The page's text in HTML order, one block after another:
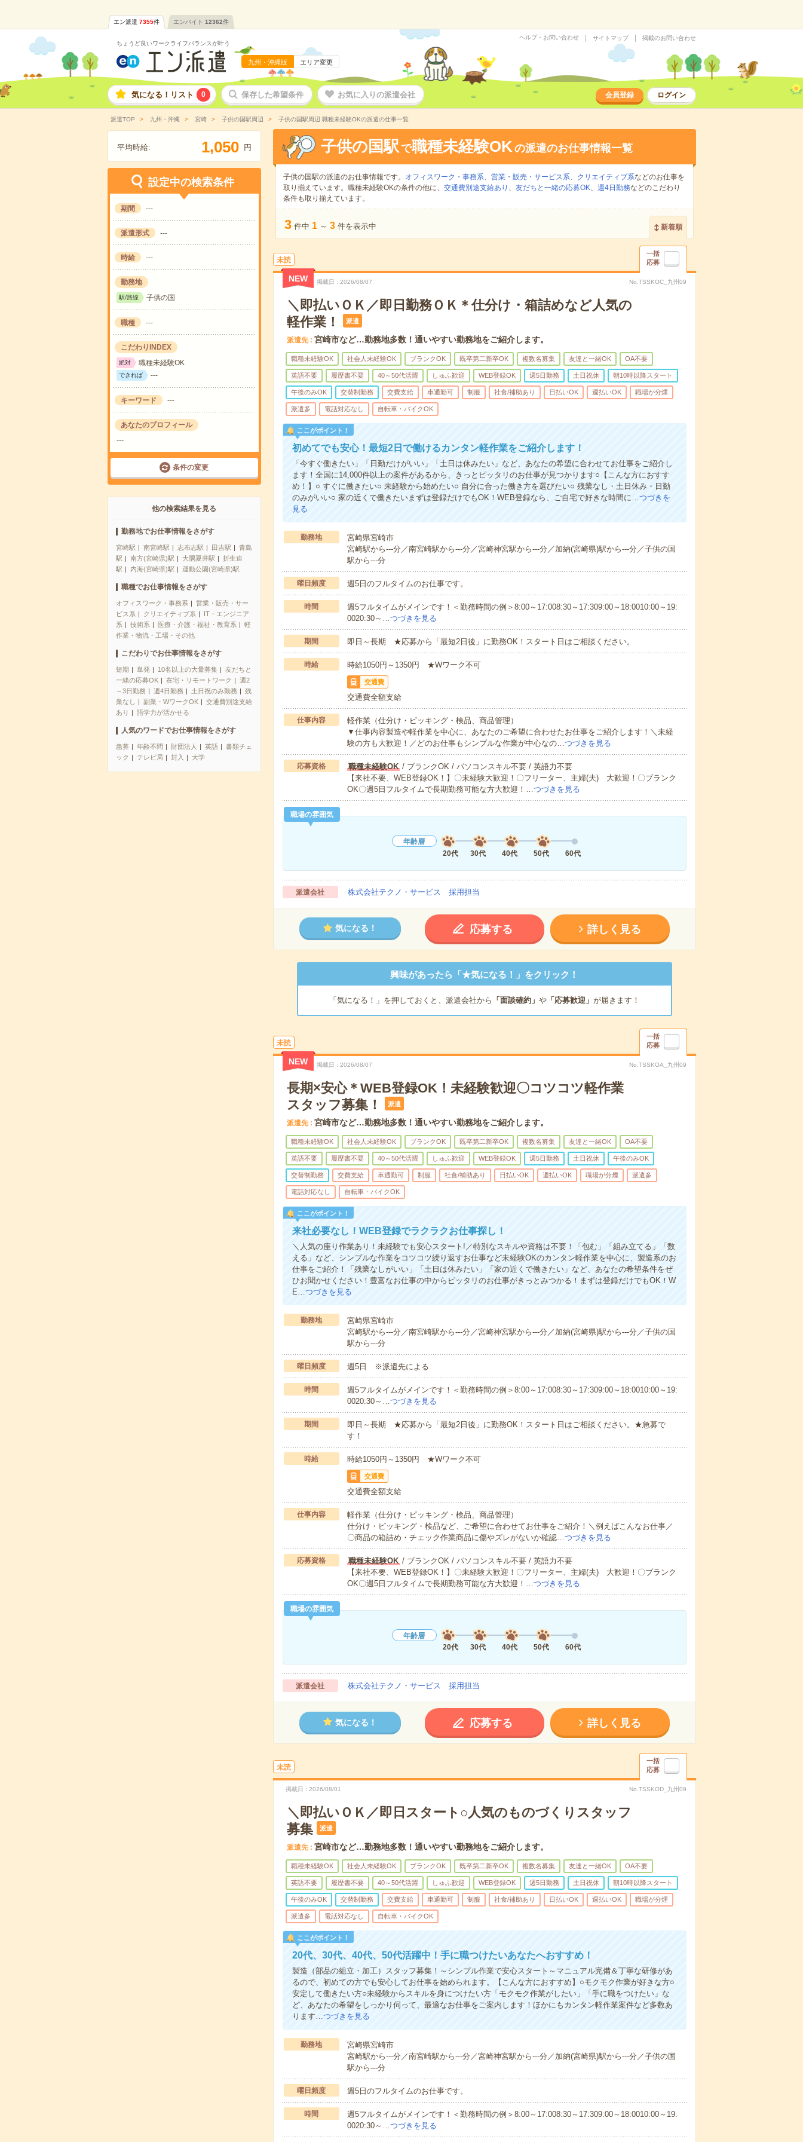
エン派遣 7355件 エンバイト 12362件
ちょうど良いワークライフバランスが叶う
九州・沖縄版 エリア変更
ヘルプ・お問い合わせ サイトマップ 掲載のお問い合わせ
気になる！リスト 0 保存した希望条件 お気に入りの派遣会社 会員登録 ログイン
派遣TOP 九州・沖縄 宮崎 子供の国駅周辺 子供の国駅周辺 職種未経験OKの派遣の仕事一覧
平均時給: 1,050 円
設定中の検索条件
期間 ---
派遣形式 ---
時給 ---
勤務地
駅/路線 子供の国
職種 ---
こだわりINDEX
絶対 職種未経験OK
できれば ---
キーワード ---
あなたのプロフィール
---
条件の変更
他の検索結果を見る
勤務地でお仕事情報をさがす
宮崎駅 南宮崎駅 志布志駅 田吉駅
青島
駅
南方(宮崎県)駅 大隅夏井駅
折生迫
駅
内海(宮崎県)駅 運動公園(宮崎県)駅
職種でお仕事情報をさがす
オフィスワーク・事務系
営業・販売・サー
ビス系
クリエイティブ系
IT・エンジニア
系
技術系 医療・介護・福祉・教育系
軽
作業・物流・工場・その他
こだわりでお仕事情報をさがす
短期 単発 10名以上の大量募集
友だちと
一緒の応募OK
在宅・リモートワーク
週2
～3日勤務
週4日勤務 土日祝のみ勤務
残
業なし
副業・WワークOK
交通費別途支給
あり
語学力が活かせる
人気のワードでお仕事情報をさがす
急募 年齢不問 財団法人 英語
書類チェ
ック
テレビ局 封入 大学
子供の国駅 で職種未経験OKの派遣のお仕事情報一覧
子供の国駅の派遣のお仕事情報です。 オフィスワーク・事務系、 営業・販売・サービス系、 クリエイティブ系などのお仕事を
取り揃えています。職種未経験OKの条件の他に、 交通費別途支給あり 、 友だちと一緒の応募OK、 週4日勤務などのこだわり
条件も取り揃えています。
3 件中 1 ～ 3 件を表示中 新着順
未読
一括
応募
NEW 掲載日 2026/08/07 No.TSSKOC_九州09
＼即払いＯＫ／即日勤務ＯＫ＊仕分け・箱詰めなど人気の
軽作業！
派遣
派遣先 宮崎市など…勤務地多数！通いやすい勤務地をご紹介します。
職種未経験OK 社会人未経験OK ブランクOK 既卒第二新卒OK 複数名募集 友達と一緒OK OA不要
英語不要 履歴書不要 40～50代活躍 しゅふ歓迎 WEB登録OK 週5日勤務 土日祝休 朝10時以降スタート
午後のみOK 交替制勤務 交費支給 車通勤可 制服 社食/補助あり 日払いOK 週払いOK 職場が分煙
派遣多 電話対応なし 自転車・バイクOK
ここがポイント！
初めてでも安心！最短2日で働けるカンタン軽作業をご紹介します！
「今すぐ働きたい」「日勤だけがいい」「土日は休みたい」など、あなたの希望に合わせてお仕事をご紹介し
ます！全国に14,000件以上の案件があるから、きっとピッタリのお仕事が見つかります○【こんな方におすす
め！】○ すぐに働きたい○ 未経験から始めたい○ 自分に合った働き方を選びたい○ 残業なし・土日休み・日勤
のみがいい○ 家の近くで働きたいまずは登録だけでもOK！WEB登録なら、ご自宅で好きな時間に…つづきを
見る
勤務地
宮崎県宮崎市
宮崎駅から---分／南宮崎駅から---分／宮崎神宮駅から---分／加納(宮崎県)駅から---分／子供の国
駅から---分
曜日頻度 週5日のフルタイムのお仕事です。
時間
週5フルタイムがメインです！＜勤務時間の例＞8:00～17:008:30～17:309:00～18:0010:00～19:
0020:30～…つづきを見る
期間 即日～長期 ★応募から「最短2日後」に勤務OK！スタート日はご相談ください。
時給 時給1050円～1350円 ★Wワーク不可
交通費
交通費全額支給
仕事内容
軽作業（仕分け・ピッキング・検品、商品管理）
▼仕事内容製造や軽作業を中心に、あなたのご希望に合わせたお仕事をご紹介します！＼未経
験の方も大歓迎！／どのお仕事もシンプルな作業が中心なの…つづきを見る
応募資格 職種未経験OK/ ブランクOK / パソコンスキル不要 / 英語力不要
【来社不要、WEB登録OK！】〇未経験大歓迎！〇フリーター、主婦(夫) 大歓迎！〇ブランク
OK〇週5日フルタイムで長期勤務可能な方大歓迎！…つづきを見る
職場の雰囲気
年齢層
20代
30代 40代 50代 60代
派遣会社 株式会社テクノ・サービス 採用担当
気になる！ 応募する 詳しく見る
興味があったら「★気になる！」をクリック！
「気になる！」を押しておくと、派遣会社から 「面談確約」 や「応募歓迎」 が届きます！
未読
一括
応募
NEW 掲載日 2026/08/07 No.TSSKOA_九州09
長期×安心＊WEB登録OK！未経験歓迎〇コツコツ軽作業
スタッフ募集！
派遣
派遣先 宮崎市など…勤務地多数！通いやすい勤務地をご紹介します。
職種未経験OK 社会人未経験OK ブランクOK 既卒第二新卒OK 複数名募集 友達と一緒OK OA不要
英語不要 履歴書不要 40～50代活躍 しゅふ歓迎 WEB登録OK 週5日勤務 土日祝休 午後のみOK
交替制勤務 交費支給 車通勤可 制服 社食/補助あり 日払いOK 週払いOK 職場が分煙 派遣多
電話対応なし 自転車・バイクOK
ここがポイント！
来社必要なし！WEB登録でラクラクお仕事探し！
＼人気の座り作業あり！未経験でも安心スタート!／特別なスキルや資格は不要！「包む」「組み立てる」「数
える」など、シンプルな作業をコツコツ繰り返すお仕事など未経験OKのカンタン軽作業を中心に、製造系のお
仕事をご紹介！「残業なしがいい」「土日は休みたい」「家の近くで働きたい」など、あなたの希望条件をぜ
ひお聞かせください！豊富なお仕事の中からピッタリのお仕事がきっとみつかる！まずは登録だけでもOK！W
E… つづきを見る
勤務地
宮崎県宮崎市
宮崎駅から---分／南宮崎駅から---分／宮崎神宮駅から---分／加納(宮崎県)駅から---分／子供の国
駅から---分
曜日頻度 週5日 ※派遣先による
時間
週5フルタイムがメインです！＜勤務時間の例＞8:00～17:008:30～17:309:00～18:0010:00～19:
0020:30～… つづきを見る
期間
即日～長期 ★応募から「最短2日後」に勤務OK！スタート日はご相談ください。★急募で
す！
時給 時給1050円～1350円 ★Wワーク不可
交通費
交通費全額支給
仕事内容
軽作業（仕分け・ピッキング・検品、商品管理）
仕分け・ピッキング・検品など、ご希望に合わせてお仕事をご紹介！＼例えばこんなお仕事／
〇商品の箱詰め・チェック作業商品に傷やズレがないか確認… つづきを見る
応募資格 職種未経験OK / ブランクOK / パソコンスキル不要 / 英語力不要
【来社不要、WEB登録OK！】〇未経験大歓迎！〇フリーター、主婦(夫) 大歓迎！〇ブランク
OK〇週5日フルタイムで長期勤務可能な方大歓迎！… つづきを見る
職場の雰囲気
年齢層
20代
30代 40代 50代 60代
派遣会社 株式会社テクノ・サービス 採用担当
気になる！ 応募する 詳しく見る
未読
一括
応募
掲載日 2026/08/01 No.TSSKOD_九州09
＼即払いＯＫ／即日スタート○人気のものづくりスタッフ
募集
派遣
派遣先 宮崎市など…勤務地多数！通いやすい勤務地をご紹介します。
職種未経験OK 社会人未経験OK ブランクOK 既卒第二新卒OK 複数名募集 友達と一緒OK OA不要
英語不要 履歴書不要 40～50代活躍 しゅふ歓迎 WEB登録OK 週5日勤務 土日祝休 朝10時以降スタート
午後のみOK 交替制勤務 交費支給 車通勤可 制服 社食/補助あり 日払いOK 週払いOK 職場が分煙
派遣多 電話対応なし 自転車・バイクOK
ここがポイント！
20代、30代、40代、50代活躍中！手に職つけたいあなたへおすすめ！
製造（部品の組立・加工）スタッフ募集！～シンプル作業で安心スタート～マニュアル完備＆丁寧な研修があ
るので、初めての方でも安心してお仕事を始められます。【こんな方におすすめ】○モクモク作業が好きな方○
安定して働きたい方○未経験からスキルを身につけたい方「モクモク作業がしたい」「手に職をつけたい」な
ど、あなたの希望をしっかり伺って、最適なお仕事をご案内します！ほかにもカンタン軽作業案件など多数あ
ります…つづきを見る
勤務地
宮崎県宮崎市
宮崎駅から---分／南宮崎駅から---分／宮崎神宮駅から---分／加納(宮崎県)駅から---分／子供の国
駅から---分
曜日頻度 週5日のフルタイムのお仕事です。
時間
週5フルタイムがメインです！＜勤務時間の例＞8:00～17:008:30～17:309:00～18:0010:00～19:
0020:30～…つづきを見る